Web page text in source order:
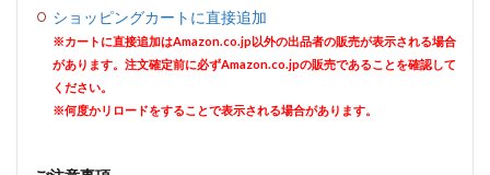
ショッピングカートに直接追加
※カートに直接追加はAmazon.co.jp以外の出品者の販売が表示される場合
があります。注文確定前に必ずAmazon.co.jpの販売であることを確認して
ください。
※何度かリロードをすることで表示される場合があります。